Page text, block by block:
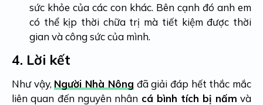
sức khỏe của các con khác. Bên cạnh đó anh em
có thể kịp thời chữa trị mà tiết kiệm được thời
gian và công sức của mình.
4. Lời kết
Như vậy, Người Nhà Nông đã giải đáp hết thắc mắc
liên quan đến nguyên nhân cá bình tích bị nấm và